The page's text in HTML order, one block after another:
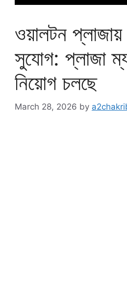
ওয়ালটন প্লাজায়
সুযোগ: প্লাজা
নিয়োগ চলছে
March 28, 2026 by